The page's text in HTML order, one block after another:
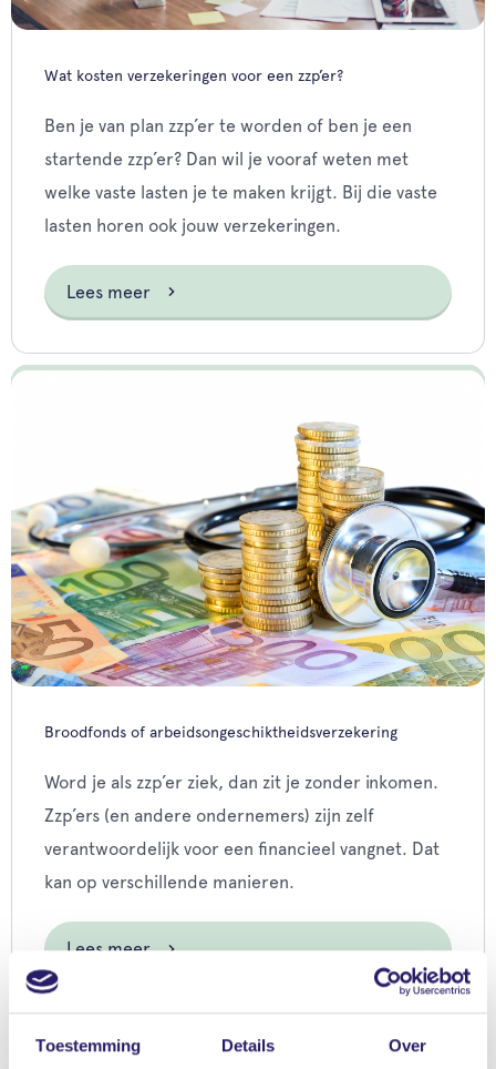
Toestemming Details Over
Wat kosten verzekeringen voor een zzp’er?
Ben je van plan zzp’er te worden of ben je een
startende zzp’er? Dan wil je vooraf weten met
welke vaste lasten je te maken krijgt. Bij die vaste
lasten horen ook jouw verzekeringen.
Lees meer
Broodfonds of arbeidsongeschiktheidsverzekering
Word je als zzp’er ziek, dan zit je zonder inkomen.
Zzp’ers (en andere ondernemers) zijn zelf
verantwoordelijk voor een financieel vangnet. Dat
kan op verschillende manieren.
Lees meer